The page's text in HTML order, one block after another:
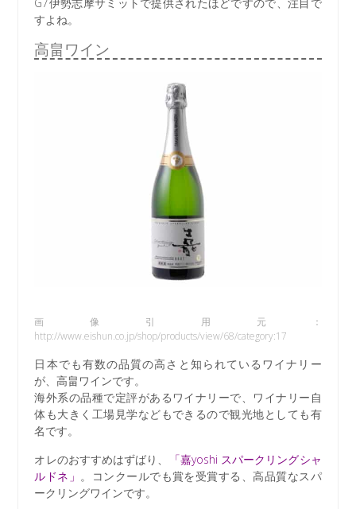
G7伊勢志摩サミットで提供されたほどですので、注目で
すよね。
高畠ワイン
画像引用元：
http://www.eishun.co.jp/shop/products/view/68/category:17
日本でも有数の品質の高さと知られているワイナリー
が、高畠ワインです。
海外系の品種で定評があるワイナリーで、ワイナリー自
体も大きく工場見学などもできるので観光地としても有
名です。
オレのおすすめはずばり、
「嘉yoshi スパークリングシャ
ルドネ」 。コンクールでも賞を受賞する、高品質なスパ
ークリングワインです。